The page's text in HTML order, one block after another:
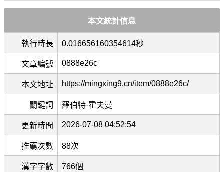
本文統計信息
執行時長 0.016656160354614秒
文章編號 0888e26c
本文地址 https://mingxing9.cn/item/0888e26c/
關鍵詞 羅伯特·霍夫曼
更新時間 2026-07-08 04:52:54
推薦次數 88次
漢字字數 766個